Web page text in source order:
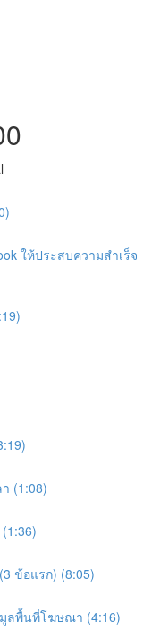
ให้ประสบความสำเร็จ
(1:08)
ข้อแรก) (8:05)
ลพื้นที่โฆษณา (4:16)